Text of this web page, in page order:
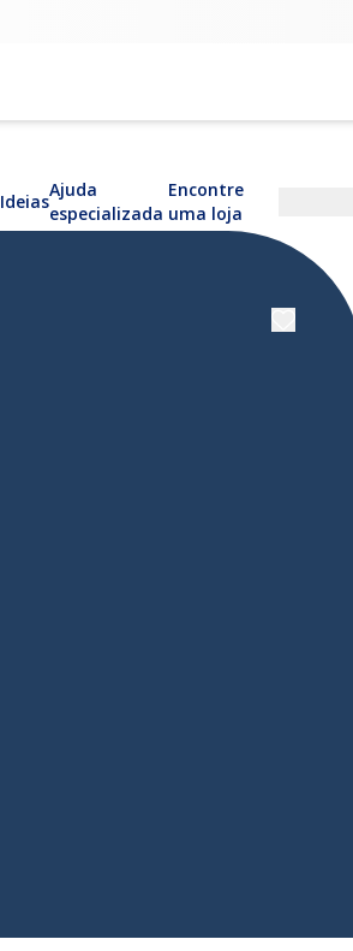
Ideias
Ajuda
especializada
Encontre
uma loja